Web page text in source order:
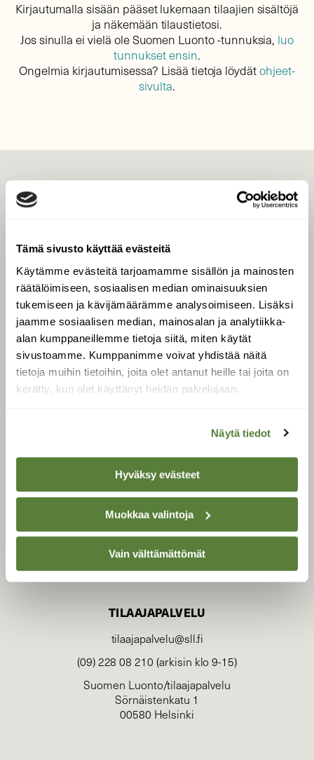
Tämä sivusto käyttää evästeitä
Käytämme evästeitä tarjoamamme sisällön ja mainosten
räätälöimiseen, sosiaalisen median ominaisuuksien
tukemiseen ja kävijämäärämme analysoimiseen. Lisäksi
jaamme sosiaalisen median, mainosalan ja analytiikka-
alan kumppaneillemme tietoja siitä, miten käytät
sivustoamme. Kumppanimme voivat yhdistää näitä
tietoja muihin tietoihin, joita olet antanut heille tai joita on
kerätty, kun olet käyttänyt heidän palvelujaan.
Näytä tiedot
Hyväksy evästeet
Muokkaa valintoja
Vain välttämättömät
Kirjautumalla sisään pääset lukemaan tilaajien sisältöjä
ja näkemään tilaustietosi.
Jos sinulla ei vielä ole Suomen Luonto -tunnuksia, luo
tunnukset ensin.
Ongelmia kirjautumisessa? Lisää tietoja löydätohjeet-
sivulta.
Tilaa digilukuoikeus
Äänestä parasta juttua
Tilaa uutiskirje
SUOMEN LUONNON­
SUOJELU­LIITTO
Suomen Luonto -lehden
luonnonsuojelu­liitto.
TILAAJAPALVELU
tilaajapalvelu@sll.fi
(09) 228 08 210 (arkisin klo 9-15)
Suomen Luonto/tilaajapalvelu
Sörnäistenkatu 1
00580 Helsinki